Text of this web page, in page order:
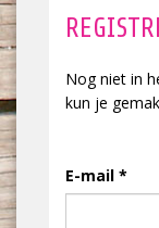
Nog niet in
kun je
E-mail